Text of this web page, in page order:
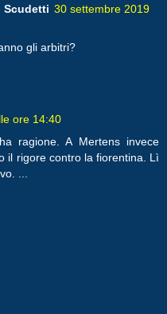
Scudetti 30 settembre 2019
gli arbitri?
ore 14:40
ragione. A Mertens invece
il rigore contro la fiorentina. Lì
...